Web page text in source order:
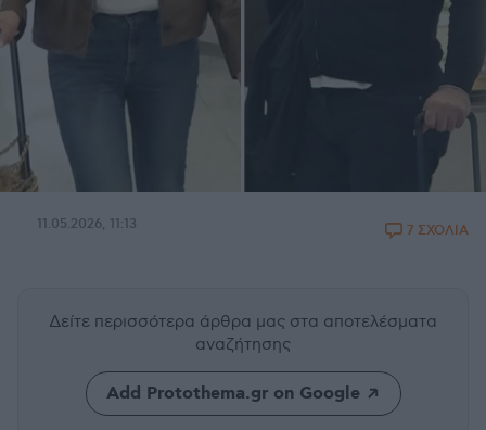
11.05.2026, 11:13 7 ΣΧΟΛΙΑ
Δείτε περισσότερα άρθρα μας στα αποτελέσματα
αναζήτησης
Add Protothema.gr on Google